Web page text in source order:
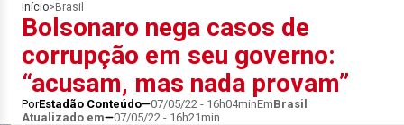
Início> Brasil
Bolsonaro nega casos de
corrupção em seu governo:
“acusam, mas nada provam”
PorEstadão Conteúdo 07/05/22 - 16h04minEmBrasil
Atualizado em
07/05/22 - 16h21min